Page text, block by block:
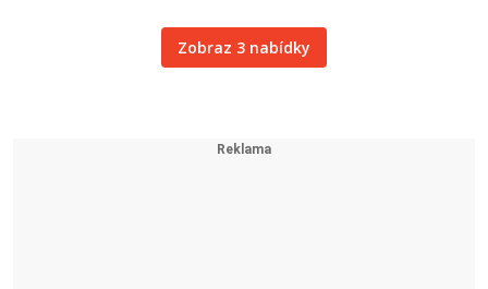
Zobraz 3 nabídky